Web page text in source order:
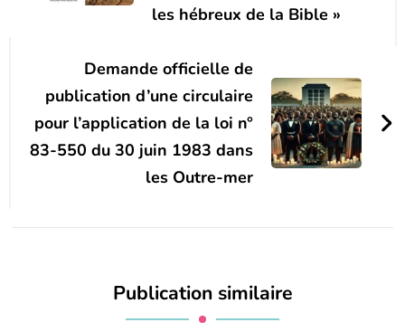
les hébreux de la Bible »
Demande officielle de
publication d’une circulaire
pour l’application de la loi n°
83-550 du 30 juin 1983 dans
les Outre-mer
Publication similaire